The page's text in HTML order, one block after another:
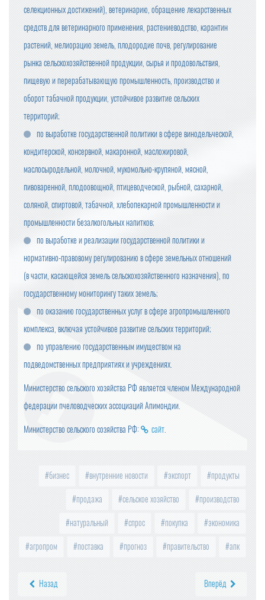
селекционных достижений), ветеринарию, обращение лекарственных
средств для ветеринарного применения, растениеводство, карантин
растений, мелиорацию земель, плодородие почв, регулирование
рынка сельскохозяйственной продукции, сырья и продовольствия,
пищевую и перерабатывающую промышленность, производство и
оборот табачной продукции, устойчивое развитие сельских
территорий;
по выработке государственной политики в сфере винодельческой,
кондитерской, консервной, макаронной, масложировой,
маслосыродельной, молочной, мукомольно-крупяной, мясной,
пивоваренной, плодоовощной, птицеводческой, рыбной, сахарной,
соляной, спиртовой, табачной, хлебопекарной промышленности и
промышленности безалкогольных напитков;
по выработке и реализации государственной политики и
нормативно-правовому регулированию в сфере земельных отношений
(в части, касающейся земель сельскохозяйственного назначения), по
государственному мониторингу таких земель;
по оказанию государственных услуг в сфере агропромышленного
комплекса, включая устойчивое развитие сельских территорий;
по управлению государственным имуществом на
подведомственных предприятиях и учреждениях.
Министерство сельского хозяйства РФ является членом Международной
федерации пчеловодческих ассоциаций Апимондии.
Министерство сельского созяйства РФ: сайт.
бизнес внутренние новости экспорт продукты
продажа сельское хозяйство производство
натуральный спрос покупка экономика
агропром поставка прогноз правительство апк
Назад Вперёд